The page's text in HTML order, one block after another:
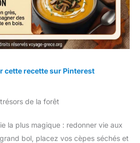
cette recette sur Pinterest
de la forêt
la plus magique : redonner vie aux
bol, placez vos cèpes séchés et